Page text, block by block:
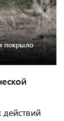
покрыло